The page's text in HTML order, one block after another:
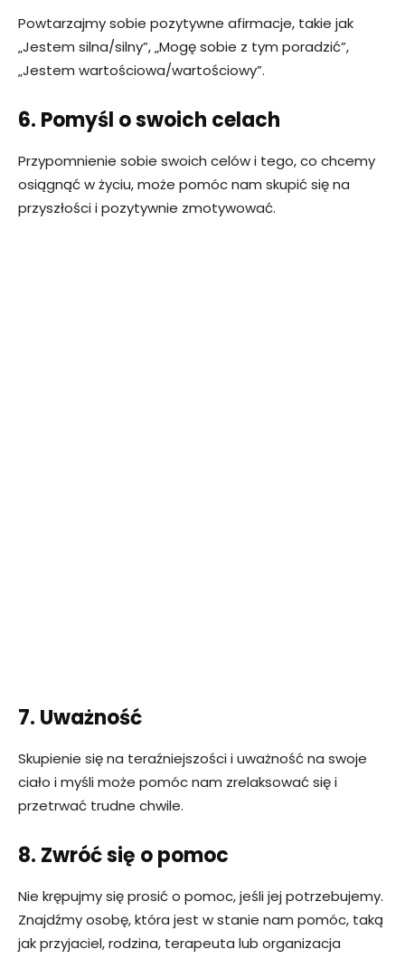
Powtarzajmy sobie pozytywne afirmacje, takie jak
„Jestem silna/silny”, „Mogę sobie z tym poradzić”,
„Jestem wartościowa/wartościowy”.
6. Pomyśl o swoich celach
Przypomnienie sobie swoich celów i tego, co chcemy
osiągnąć w życiu, może pomóc nam skupić się na
przyszłości i pozytywnie zmotywować.
7. Uważność
Skupienie się na teraźniejszości i uważność na swoje
ciało i myśli może pomóc nam zrelaksować się i
przetrwać trudne chwile.
8. Zwróć się o pomoc
Nie krępujmy się prosić o pomoc, jeśli jej potrzebujemy.
Znajdźmy osobę, która jest w stanie nam pomóc, taką
jak przyjaciel, rodzina, terapeuta lub organizacja